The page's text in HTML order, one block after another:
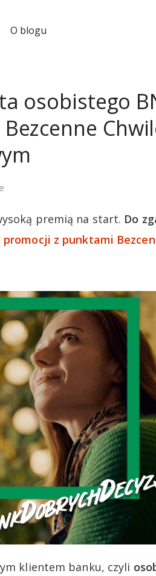
O blogu
osobistego
premią na start. Do
promocji z punktami
klientem banku, czyli